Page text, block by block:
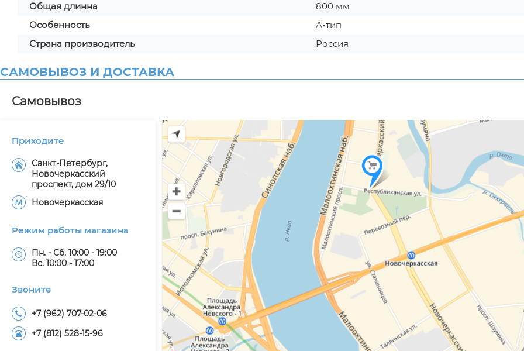
Общая длинна
800 мм
Особенность
А-тип
Страна производитель
Россия
САМОВЫВОЗ И ДОСТАВКА
Самовывоз
Приходите
Санкт-Петербург,
Новочеркасский
проспект, дом 29/10
Новочеркасская
Режим работы магазина
Пн. - Сб. 10:00 - 19:00
Вс. 10:00 - 17:00
Звоните
+7 (962) 707-02-06
+7 (812) 528-15-96